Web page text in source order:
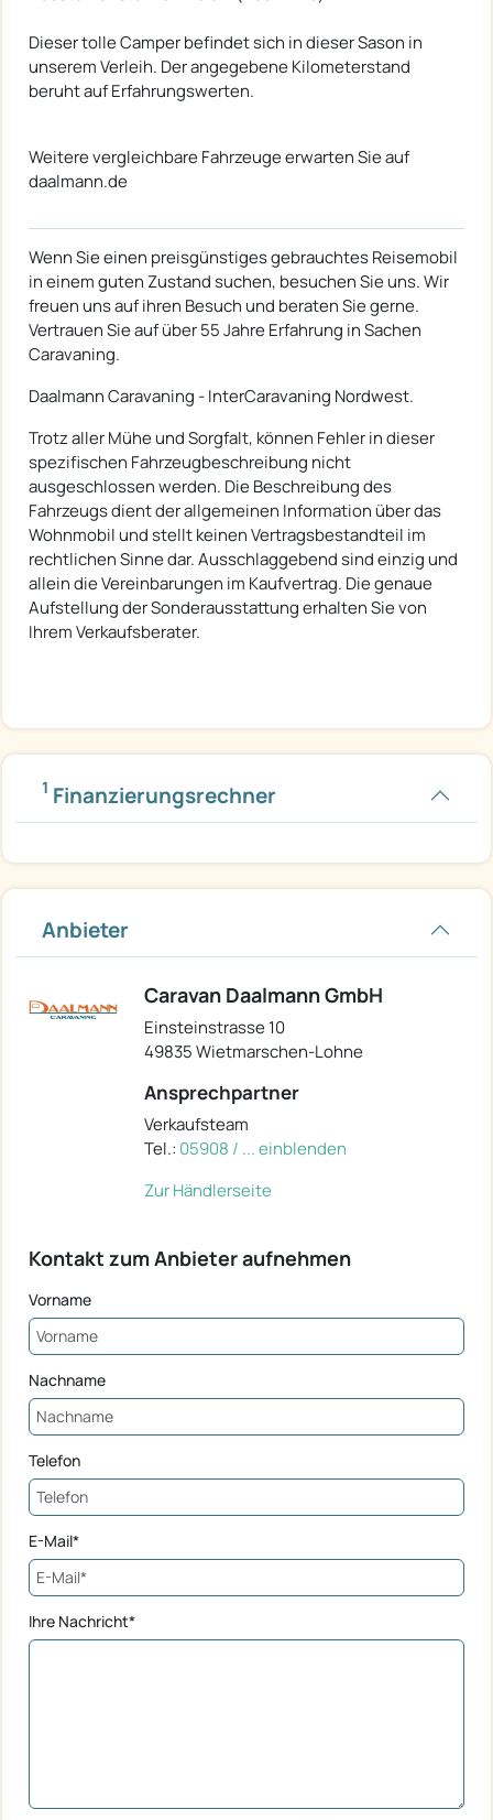
Dieser tolle Camper befindet sich in dieser Sason in
unserem Verleih. Der angegebene Kilometerstand
beruht auf Erfahrungswerten.
Weitere vergleichbare Fahrzeuge erwarten Sie auf
daalmann.de
Wenn Sie einen preisgünstiges gebrauchtes Reisemobil
in einem guten Zustand suchen, besuchen Sie uns. Wir
freuen uns auf ihren Besuch und beraten Sie gerne.
Vertrauen Sie auf über 55 Jahre Erfahrung in Sachen
Caravaning.
Daalmann Caravaning - InterCaravaning Nordwest.
Trotz aller Mühe und Sorgfalt, können Fehler in dieser
spezifischen Fahrzeugbeschreibung nicht
ausgeschlossen werden. Die Beschreibung des
Fahrzeugs dient der allgemeinen Information über das
Wohnmobil und stellt keinen Vertragsbestandteil im
rechtlichen Sinne dar. Ausschlaggebend sind einzig und
allein die Vereinbarungen im Kaufvertrag. Die genaue
Aufstellung der Sonderausstattung erhalten Sie von
Ihrem Verkaufsberater.
1 Finanzierungsrechner
Anbieter
Caravan Daalmann GmbH
Einsteinstrasse 10
49835 Wietmarschen-Lohne
Ansprechpartner
Verkaufsteam
Tel.: 05908 / ... einblenden
Zur Händlerseite
Kontakt zum Anbieter aufnehmen
Vorname
Nachname
Telefon
E-Mail*
Ihre Nachricht*